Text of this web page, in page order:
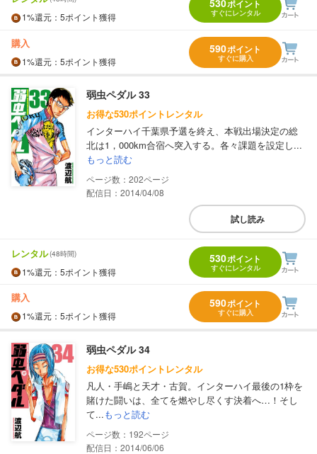
1%還元 ：5ポイント獲得
530ポイント
すぐにレンタル
購入
1%還元 ：5ポイント獲得
590ポイント
すぐに購入
弱虫ペダル 33
お得な530ポイントレンタル
インターハイ千葉県予選を終え、本戦出場決定の総
北は1，000km合宿へ突入する。各々課題を設定し...
もっと読む
202
配信日：2014/04/08
試し読み
レンタル(48時間)
1%還元 ：5ポイント獲得
530ポイント
すぐにレンタル
購入
1%還元 ：5ポイント獲得
590ポイント
すぐに購入
弱虫ペダル 34
お得な530ポイントレンタル
凡人・手嶋と天才・古賀。インターハイ最後の1枠を
賭けた闘いは、全てを燃やし尽くす決着へ…！そし
て...もっと読む
192
配信日：2014/06/06